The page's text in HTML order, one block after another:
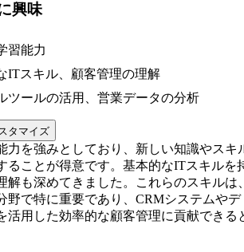
興味
習能力
ITスキル、顧客管理の理解
ツールの活用、営業データの分析
タマイズ
力を強みとしており、新しい知識やスキ
ることが得意です。基本的なITスキルを
解も深めてきました。これらのスキルは
野で特に重要であり、CRMシステムやデ
活用した効率的な顧客管理に貢献できる